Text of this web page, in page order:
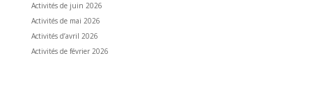
Activités de juin 2026
Activités de mai 2026
Activités d’avril 2026
Activités de février 2026